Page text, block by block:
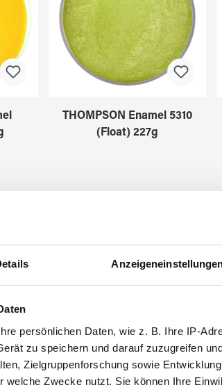
persönlichen Daten, wie z. B. Ihre IP-
zu speichern und darauf zuzugreifen
Zielgruppenforschung sowie
welche Zwecke nutzt. Sie können Ihre
THOMPSON Enamel 5310
(Float) 227g